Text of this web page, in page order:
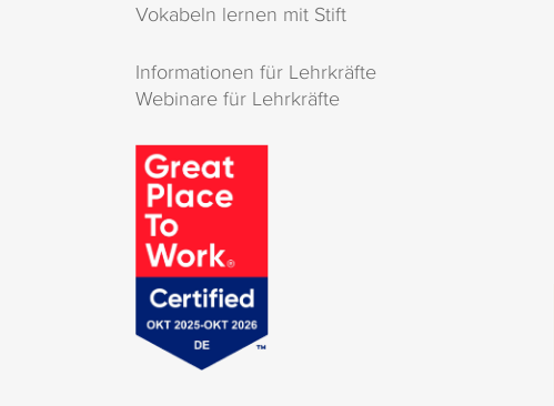
Vokabeln lernen mit Stift
Informationen für Lehrkräfte
Webinare für Lehrkräfte